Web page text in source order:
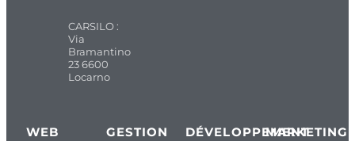
CARSILO :
Via
Bramantino
23 6600
Locarno
WEB GESTION
DÉVELOPPEMENT
MARKETING